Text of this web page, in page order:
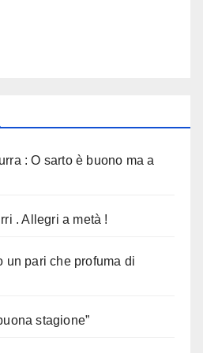
: O sarto è buono ma a
. Allegri a metà !
un pari che profuma di
stagione”